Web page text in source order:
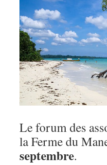
Le forum des
la Ferme du
septembre.